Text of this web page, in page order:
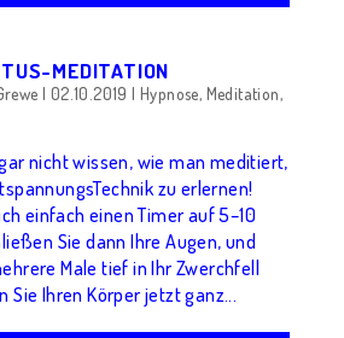
MEDITATION
| 02.10.2019 |Hypnose, Meditation,
nicht wissen, wie man meditiert,
zu erlernen!
einfach einen Timer auf 5–10
Sie dann Ihre Augen, und
Male tief in Ihr Zwerchfell
Sie Ihren Körper jetzt ganz...